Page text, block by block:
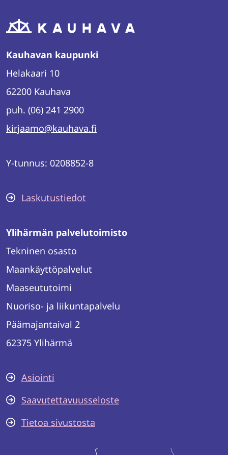
Kauhavan kaupunki
Helakaari 10
62200 Kauhava
puh. (06) 241 2900
kirjaamo@kauhava.fi
Y-tunnus: 0208852-8
Laskutustiedot
Ylihärmän palvelutoimisto
Tekninen osasto
Maankäyttöpalvelut
Maaseututoimi
Nuoriso- ja liikuntapalvelu
Päämajantaival 2
62375 Ylihärmä
Asiointi
Saavutettavuusseloste
Tietoa sivustosta